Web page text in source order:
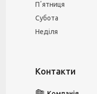
Пʼятниця
Субота
Неділя